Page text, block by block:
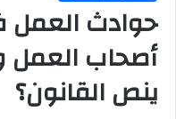
حوادث العمل
أصحاب العمل
ينص القانون؟